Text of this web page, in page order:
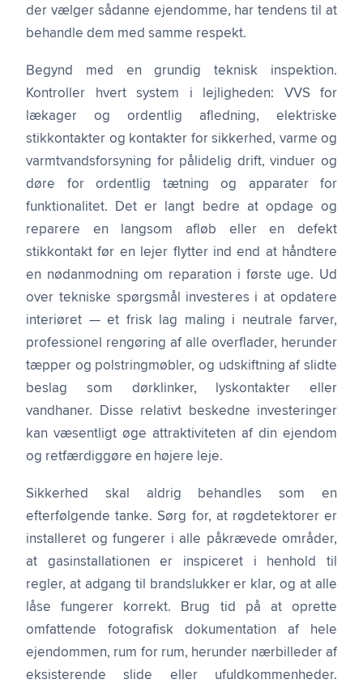
der vælger sådanne ejendomme, har tendens til at
behandle dem med samme respekt.
Begynd med en grundig teknisk inspektion.
Kontroller hvert system i lejligheden: VVS for
lækager og ordentlig afledning, elektriske
stikkontakter og kontakter for sikkerhed, varme og
varmtvandsforsyning for pålidelig drift, vinduer og
døre for ordentlig tætning og apparater for
funktionalitet. Det er langt bedre at opdage og
reparere en langsom afløb eller en defekt
stikkontakt før en lejer flytter ind end at håndtere
en nødanmodning om reparation i første uge. Ud
over tekniske spørgsmål investeres i at opdatere
interiøret — et frisk lag maling i neutrale farver,
professionel rengøring af alle overflader, herunder
tæpper og polstringmøbler, og udskiftning af slidte
beslag som dørklinker, lyskontakter eller
vandhaner. Disse relativt beskedne investeringer
kan væsentligt øge attraktiviteten af din ejendom
og retfærdiggøre en højere leje.
Sikkerhed skal aldrig behandles som en
efterfølgende tanke. Sørg for, at røgdetektorer er
installeret og fungerer i alle påkrævede områder,
at gasinstallationen er inspiceret i henhold til
regler, at adgang til brandslukker er klar, og at alle
låse fungerer korrekt. Brug tid på at oprette
omfattende fotografisk dokumentation af hele
ejendommen, rum for rum, herunder nærbilleder af
eksisterende slide eller ufuldkommenheder.